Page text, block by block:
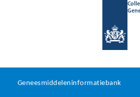
U
Geneesmiddeleninformatiebank